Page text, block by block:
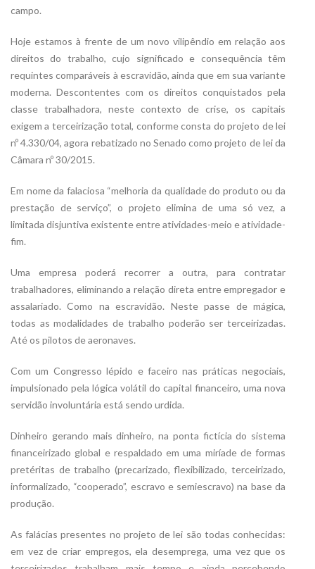
campo.
Hoje estamos à frente de um novo vilipêndio em relação aos
direitos do trabalho, cujo significado e consequência têm
requintes comparáveis à escravidão, ainda que em sua variante
moderna. Descontentes com os direitos conquistados pela
classe trabalhadora, neste contexto de crise, os capitais
exigem a terceirização total, conforme consta do projeto de lei
nº 4.330/04, agora rebatizado no Senado como projeto de lei da
Câmara nº 30/2015.
Em nome da falaciosa “melhoria da qualidade do produto ou da
prestação de serviço”, o projeto elimina de uma só vez, a
limitada disjuntiva existente entre atividades-meio e atividade-
fim.
Uma empresa poderá recorrer a outra, para contratar
trabalhadores, eliminando a relação direta entre empregador e
assalariado. Como na escravidão. Neste passe de mágica,
todas as modalidades de trabalho poderão ser terceirizadas.
Até os pilotos de aeronaves.
Com um Congresso lépido e faceiro nas práticas negociais,
impulsionado pela lógica volátil do capital financeiro, uma nova
servidão involuntária está sendo urdida.
Dinheiro gerando mais dinheiro, na ponta fictícia do sistema
financeirizado global e respaldado em uma miríade de formas
pretéritas de trabalho (precarizado, flexibilizado, terceirizado,
informalizado, “cooperado”, escravo e semiescravo) na base da
produção.
As falácias presentes no projeto de lei são todas conhecidas:
em vez de criar empregos, ela desemprega, uma vez que os